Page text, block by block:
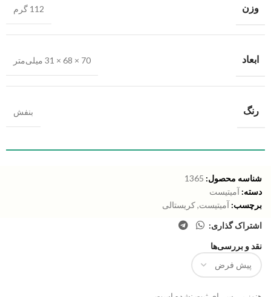
وزن 112 گرم
ابعاد 70 × 68 × 31 میلی‌متر
رنگ بنفش
شناسه محصول: 1365
دسته: آمیتیست
برچسب: آمیتیست,کریستالی
اشتراک گذاری:
نقد و بررسی‌ها